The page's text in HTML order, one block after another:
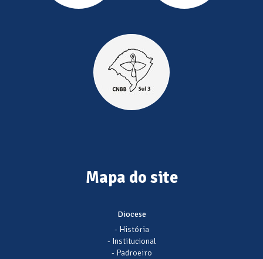
Mapa do site
Diocese
- História
- Institucional
- Padroeiro